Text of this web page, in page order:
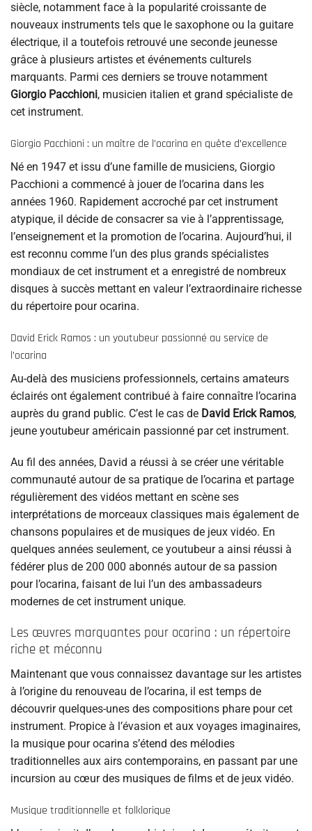
siècle, notamment face à la popularité croissante de
nouveaux instruments tels que le saxophone ou la guitare
électrique, il a toutefois retrouvé une seconde jeunesse
grâce à plusieurs artistes et événements culturels
marquants. Parmi ces derniers se trouve notamment
Giorgio Pacchioni, musicien italien et grand spécialiste de
cet instrument.
Giorgio Pacchioni : un maître de l’ocarina en quête d’excellence
Né en 1947 et issu d’une famille de musiciens, Giorgio
Pacchioni a commencé à jouer de l’ocarina dans les
années 1960. Rapidement accroché par cet instrument
atypique, il décide de consacrer sa vie à l’apprentissage,
l’enseignement et la promotion de l’ocarina. Aujourd’hui, il
est reconnu comme l’un des plus grands spécialistes
mondiaux de cet instrument et a enregistré de nombreux
disques à succès mettant en valeur l’extraordinaire richesse
du répertoire pour ocarina.
David Erick Ramos : un youtubeur passionné au service de
l’ocarina
Au-delà des musiciens professionnels, certains amateurs
éclairés ont également contribué à faire connaître l’ocarina
auprès du grand public. C’est le cas de David Erick Ramos,
jeune youtubeur américain passionné par cet instrument.
Au fil des années, David a réussi à se créer une véritable
communauté autour de sa pratique de l’ocarina et partage
régulièrement des vidéos mettant en scène ses
interprétations de morceaux classiques mais également de
chansons populaires et de musiques de jeux vidéo. En
quelques années seulement, ce youtubeur a ainsi réussi à
fédérer plus de 200 000 abonnés autour de sa passion
pour l’ocarina, faisant de lui l’un des ambassadeurs
modernes de cet instrument unique.
Les œuvres marquantes pour ocarina : un répertoire
riche et méconnu
Maintenant que vous connaissez davantage sur les artistes
à l’origine du renouveau de l’ocarina, il est temps de
découvrir quelques-unes des compositions phare pour cet
instrument. Propice à l’évasion et aux voyages imaginaires,
la musique pour ocarina s’étend des mélodies
traditionnelles aux airs contemporains, en passant par une
incursion au cœur des musiques de films et de jeux vidéo.
Musique traditionnelle et folklorique